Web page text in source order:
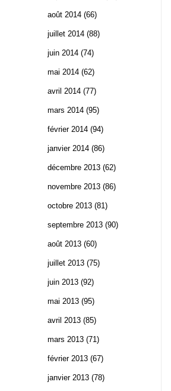
août 2014 (66)
juillet 2014 (88)
juin 2014 (74)
mai 2014 (62)
avril 2014 (77)
mars 2014 (95)
février 2014 (94)
janvier 2014 (86)
décembre 2013 (62)
novembre 2013 (86)
octobre 2013 (81)
septembre 2013 (90)
août 2013 (60)
juillet 2013 (75)
juin 2013 (92)
mai 2013 (95)
avril 2013 (85)
mars 2013 (71)
février 2013 (67)
janvier 2013 (78)